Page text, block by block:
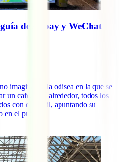
de Alipay y WeChat
imaginabas la odisea en la que se
un café. A tu alrededor, todos los
con el móvil, apuntando su
el puesto.